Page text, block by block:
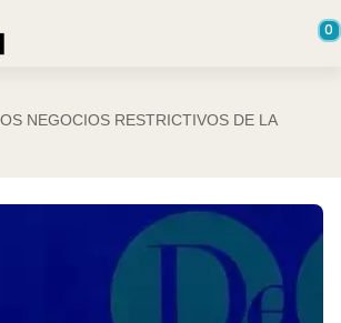
0
NEGOCIOS RESTRICTIVOS DE LA